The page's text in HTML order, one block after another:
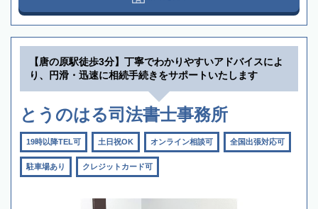
【唐の原駅徒歩3分】丁寧でわかりやすいアドバイスによ
り、円滑・迅速に相続手続きをサポートいたします
とうのはる司法書士事務所
19時以降TEL可 土日祝OK オンライン相談可 全国出張対応可
駐車場あり クレジットカード可